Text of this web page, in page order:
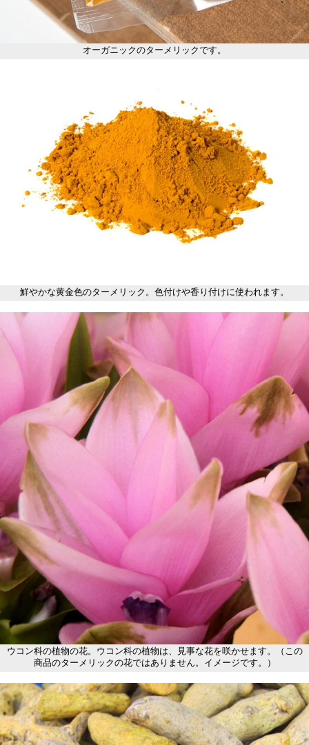
オーガニックのターメリックです。
鮮やかな黄金色のターメリック。色付けや香り付けに使われます。
ウコン科の植物の花。ウコン科の植物は、見事な花を咲かせます。（この
商品のターメリックの花ではありません。イメージです。）